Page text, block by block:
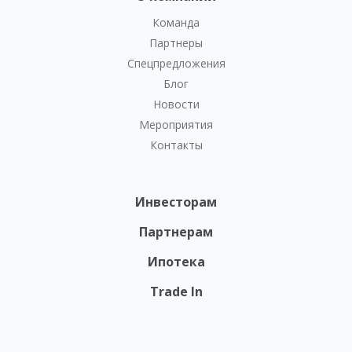
Команда
Партнеры
Спецпредложения
Блог
Новости
Мероприятия
Контакты
Инвесторам
Партнерам
Ипотека
Trade In